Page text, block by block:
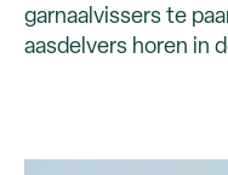
garnaalvissers te
aasdelvers horen in